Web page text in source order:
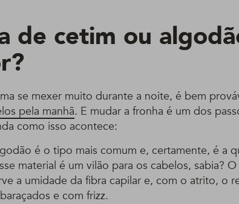
de cetim ou
se mexer muito durante a noite, é bem
pela manhã. E mudar a fronha é um dos
como isso acontece:
é o tipo mais comum e, certamente, é a
material é um vilão para os cabelos, sabia?
a umidade da fibra capilar e, com o atrito, o
e com frizz.